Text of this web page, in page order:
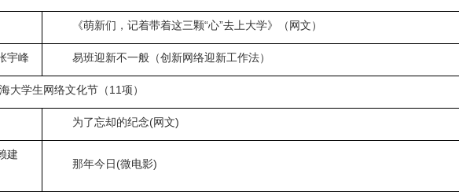
《萌新们，记着带着这三颗“心”去上大学》（网文）
宇峰 易班迎新不一般（创新网络迎新工作法）
大学生网络文化节（11项）
为了忘却的纪念(网文)
建
那年今日(微电影)